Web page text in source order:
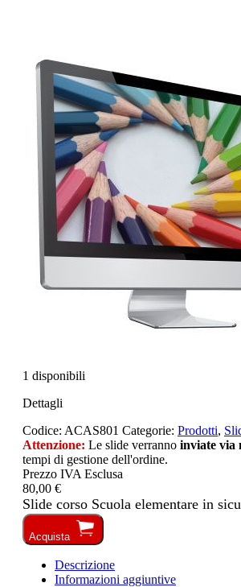
1 disponibili
Dettagli
Codice: ACAS801 Categorie: Prodotti,
Attenzione: Le slide verranno inviate via
tempi di gestione dell'ordine.
Prezzo IVA Esclusa
80,00 €
Slide corso Scuola elementare in
Acquista
Descrizione
Informazioni aggiuntive